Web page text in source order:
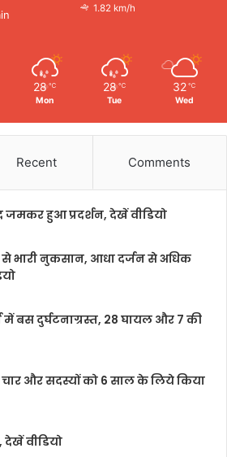
1.82 km/h
28 ℃
Mon
28 ℃
Tue
32 ℃
Wed
Recent Comments
जमकर हुआ प्रदर्शन, देखें वीडियो
से भारी नुकसान, आधा दर्जन से अधिक
में बस दुर्घटनाग्रस्त, 28 घायल और 7 की
चार और सदस्यों को 6 साल के लिये किया
देखें वीडियो